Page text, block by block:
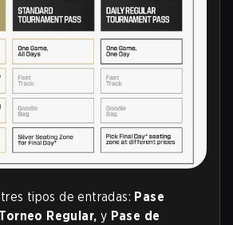
tipos de entradas: Pase
Regular, y Pase de